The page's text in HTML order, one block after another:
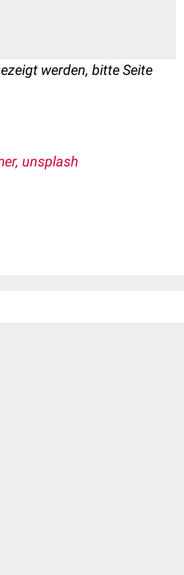
werden, bitte Seite
unsplash